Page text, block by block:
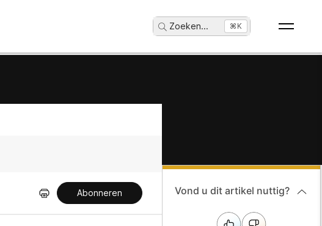
Zoeken... ⌘K
Abonneren Vond u dit artikel nuttig?